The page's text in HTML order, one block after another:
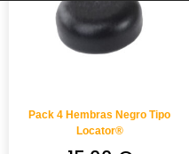
Pack 4 Hembras Negro Tipo
Locator®